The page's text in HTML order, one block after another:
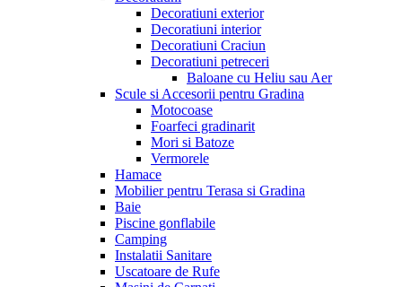
Decoratiuni exterior
Decoratiuni interior
Decoratiuni Craciun
Decoratiuni petreceri
Baloane cu Heliu sau Aer
Scule si Accesorii pentru Gradina
Motocoase
Foarfeci gradinarit
Mori si Batoze
Vermorele
Hamace
Mobilier pentru Terasa si Gradina
Baie
Piscine gonflabile
Camping
Instalatii Sanitare
Uscatoare de Rufe